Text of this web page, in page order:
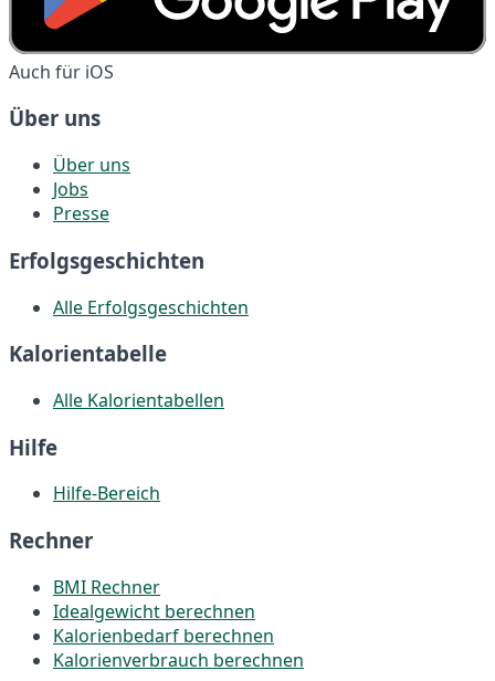
Auch für iOS
Über uns
Über uns
Jobs
Presse
Erfolgsgeschichten
Alle Erfolgsgeschichten
Kalorientabelle
Alle Kalorientabellen
Hilfe
Hilfe-Bereich
Rechner
BMI Rechner
Idealgewicht berechnen
Kalorienbedarf berechnen
Kalorienverbrauch berechnen